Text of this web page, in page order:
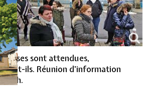
sont attendues,
ils. Réunion d'information
20 h.